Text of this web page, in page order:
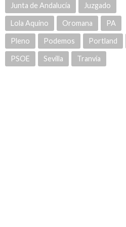
Junta de Andalucía Juzgado
Lola Aquino Oromana PA
Pleno Podemos Portland
PSOE Sevilla Tranvía